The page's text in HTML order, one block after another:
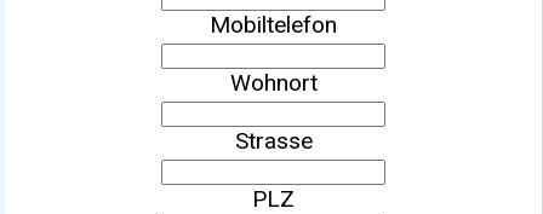
Mobiltelefon
Wohnort
Strasse
PLZ